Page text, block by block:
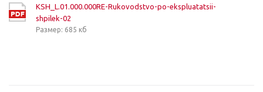
KSH_L.01.000.000RE-Rukovodstvo-po-ekspluatatsii-
shpilek-02
Размер: 685 кб